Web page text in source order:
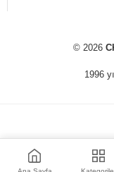
© 2026
1996